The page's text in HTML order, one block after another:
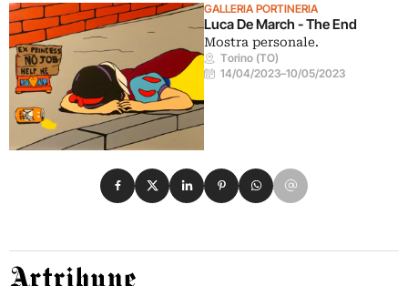
GALLERIA PORTINERIA
Luca De March - The End
Mostra personale.
Torino (TO)
14/04/2023–10/05/2023
Condividi su Facebook
Condividi su X
Condividi su LinkedIn
Condividi su Pinterest
Condividi su WhatsApp
Condividi su Email
Artribune